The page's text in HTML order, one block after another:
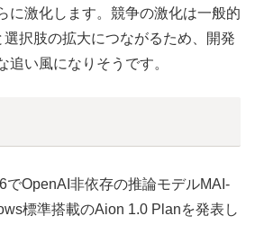
に激化します。競争の激化は一般的
択肢の拡大につながるため、開発
追い風になりそうです。
でOpenAI非依存の推論モデルMAI-
標準搭載のAion 1.0 Planを発表し